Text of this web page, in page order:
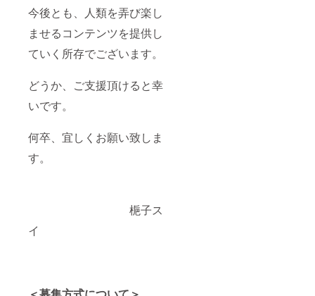
今後とも、人類を弄び楽し
ませるコンテンツを提供し
ていく所存でございます。
どうか、ご支援頂けると幸
いです。
何卒、宜しくお願い致しま
す。
梔子ス
イ